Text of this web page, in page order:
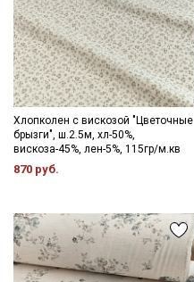
Хлопколен с вискозой "Цветочные
брызги", ш.2.5м, хл-50%,
вискоза-45%, лен-5%, 115гр/м.кв
870 руб.